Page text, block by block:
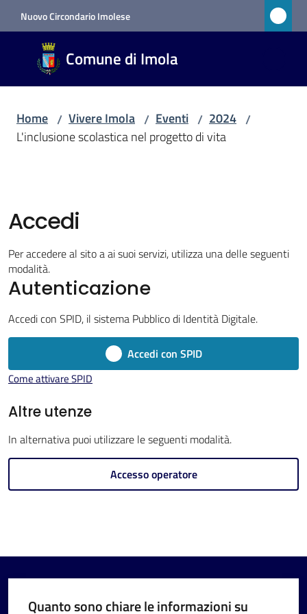
Vai al contenuto
Vai alla navigazione
Vai al footer
Nuovo Circondario Imolese
Comune di Imola
Comune
di Imola
RETE
Vivere
Imola
Menu selezionato
V
s
i
I
Home / Vivere Imola / Eventi / 2024 /
L'inclusione scolastica nel progetto di vita
Accedi
Per accedere al sito a ai suoi servizi, utilizza una delle seguenti
modalità.
Autenticazione
Accedi con SPID, il sistema Pubblico di Identità Digitale.
Accedi con SPID
Come attivare SPID
Altre utenze
In alternativa puoi utilizzare le seguenti modalità.
Accesso operatore
Quanto sono chiare le informazioni su